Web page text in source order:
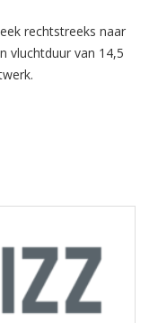
rechtstreeks naar
vluchtduur van 14,5